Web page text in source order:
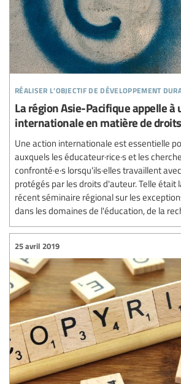
réaliser l’objectif de développement
La région Asie-Pacifique appelle à
internationale en matière de
Une action internationale est essentielle
auxquels les éducateur·rice·s et les
confronté·e·s lorsqu'ils·elles travaillent
protégés par les droits d'auteur. Telle était
récent séminaire régional sur les
dans les domaines de l'éducation, de la
25 avril 2019